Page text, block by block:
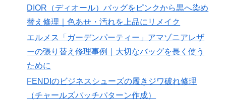
DIOR（ディオール）バッグをピンクから黒へ染め
替え修理｜色あせ・汚れを上品にリメイク
エルメス「ガーデンパーティー」アマゾニアレザ
ーの張り替え修理事例｜大切なバッグを長く使う
ために
FENDIのビジネスシューズの履きジワ破れ修理
（チャールズパッチパターン作成）